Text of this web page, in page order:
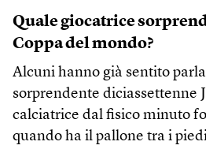
Quale giocatrice
Coppa del mondo?
Alcuni hanno già sentito
sorprendente diciassettenne
calciatrice dal fisico minuto
quando ha il pallone tra i